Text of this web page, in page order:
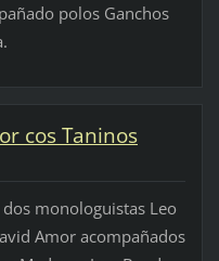
polos Ganchos
cos Taninos
dos monologuistas Leo
Amor acompañados